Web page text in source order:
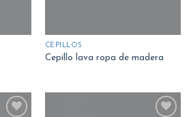
CEPILLOS
Cepillo lava ropa de madera